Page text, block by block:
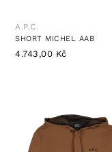
A.P.C.
SHORT MICHEL AAB
4.743,00 Kč